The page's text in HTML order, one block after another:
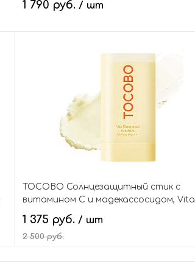
1 790 руб. / шт
В корзину
TOCOBO Солнцезащитный стик с
витамином С и мадекассосидом, Vita
Waterproof Sun Stick SPF50+ PA++++
1 375 руб. / шт
2 500 руб.